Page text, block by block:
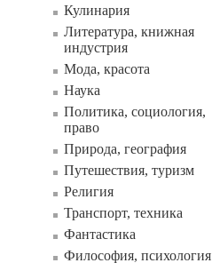
Кулинария
Литература, книжная
индустрия
Мода, красота
Наука
Политика, социология,
право
Природа, география
Путешествия, туризм
Религия
Транспорт, техника
Фантастика
Философия, психология